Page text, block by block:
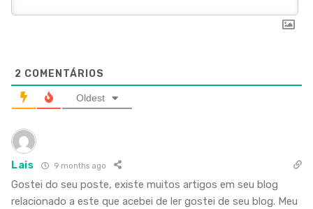
2 COMENTÁRIOS
Oldest
Lais 9 months ago
Gostei do seu poste, existe muitos artigos em seu blog
relacionado a este que acebei de ler gostei de seu blog. Meu